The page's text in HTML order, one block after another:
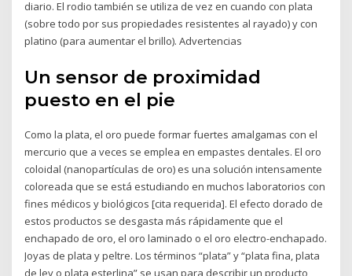
diario. El rodio también se utiliza de vez en cuando con plata
(sobre todo por sus propiedades resistentes al rayado) y con
platino (para aumentar el brillo). Advertencias
Un sensor de proximidad
puesto en el pie
Como la plata, el oro puede formar fuertes amalgamas con el
mercurio que a veces se emplea en empastes dentales. El oro
coloidal (nanopartículas de oro) es una solución intensamente
coloreada que se está estudiando en muchos laboratorios con
fines médicos y biológicos [cita requerida]. El efecto dorado de
estos productos se desgasta más rápidamente que el
enchapado de oro, el oro laminado o el oro electro-enchapado.
Joyas de plata y peltre. Los términos “plata” y “plata fina, plata
de ley o plata esterlina” se usan para describir un producto